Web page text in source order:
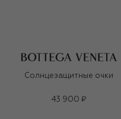
Солнцезащитные очки
43 900 ₽